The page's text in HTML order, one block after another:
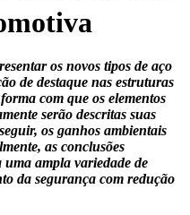
os novos tipos de aço
de destaque nas estruturas
com que os elementos
serão descritas suas
os ganhos ambientais
as conclusões
ampla variedade de
da segurança com redução